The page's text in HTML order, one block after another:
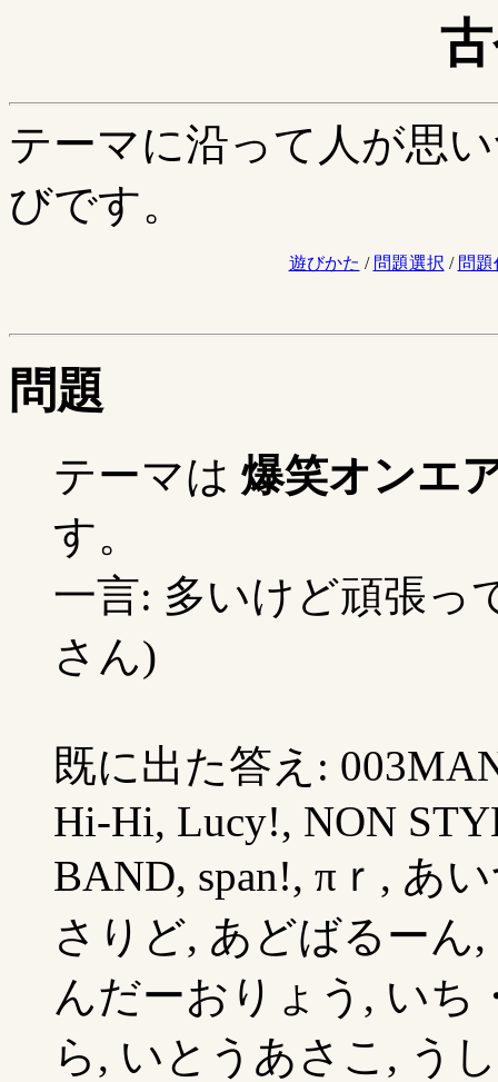
テーマに沿って人が思
びです。
遊びかた / 問題選択 / 問題
問題
テーマは 爆笑オンエ
す。
一言: 多いけど頑張っ
さん)
既に出た答え:
Hi-Hi, Lucy!, NON
BAND, span!, πｒ, あ
さりど, あどばるーん
んだーおりょう, いち
ら, いとうあさこ, う